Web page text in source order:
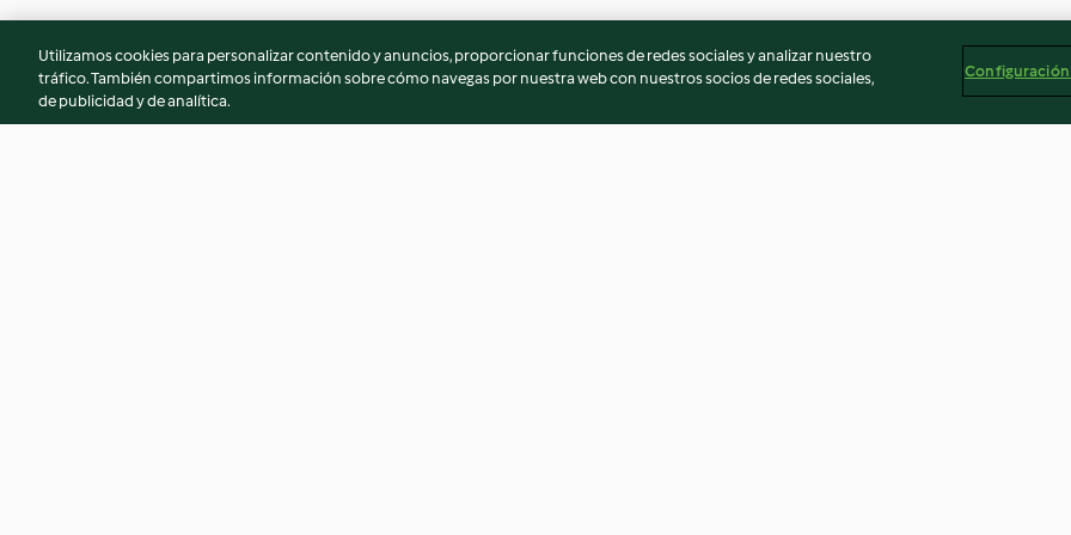
Utilizamos cookies para personalizar contenido y anuncios, proporcionar funciones de redes sociales y analizar nuestro
tráfico. También compartimos información sobre cómo navegas por nuestra web con nuestros socios de redes sociales,
de publicidad y de analítica.
Configuración